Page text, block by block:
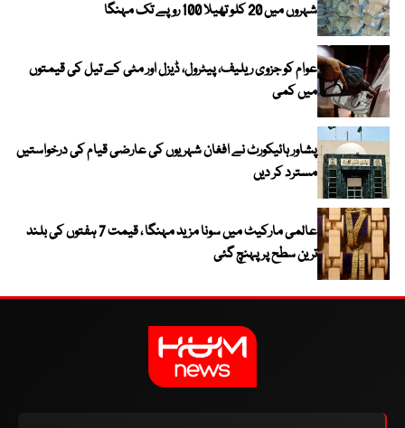
شہروں میں 20 کلو تھیلا 100 روپے تک مہنگا
عوام کو جزوی ریلیف، پیٹرول، ڈیزل اور مٹی کے تیل کی قیمتوں
میں کمی
پشاور ہائیکورٹ نے افغان شہریوں کی عارضی قیام کی درخواستیں
مسترد کر دیں
عالمی مارکیٹ میں سونا مزید مہنگا ، قیمت 7 ہفتوں کی بلند
ترین سطح پر پہنچ گئی